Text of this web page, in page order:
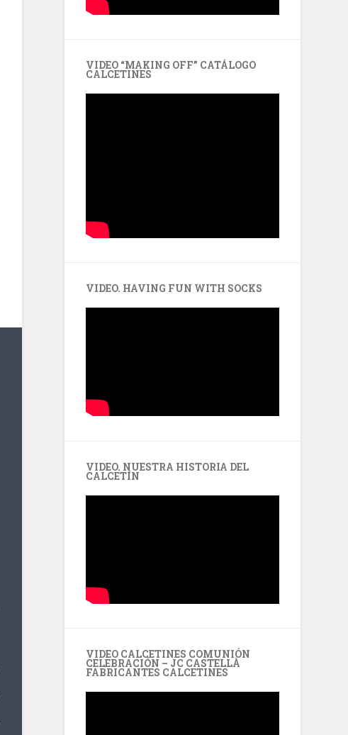
VIDEO “MAKING OFF” CATÁLOGO
CALCETINES
VIDEO. HAVING FUN WITH SOCKS
VIDEO. NUESTRA HISTORIA DEL
CALCETÍN
VIDEO CALCETINES COMUNIÓN
CELEBRACIÓN – JC CASTELLÀ
FABRICANTES CALCETINES